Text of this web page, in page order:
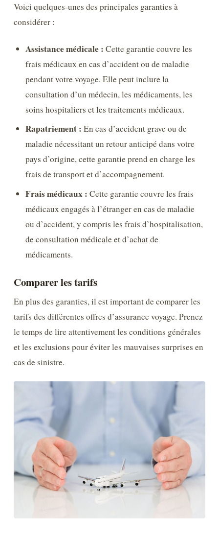
Voici quelques-unes des principales garanties à
considérer :
Assistance médicale : Cette garantie couvre les
frais médicaux en cas d’accident ou de maladie
pendant votre voyage. Elle peut inclure la
consultation d’un médecin, les médicaments, les
soins hospitaliers et les traitements médicaux.
Rapatriement : En cas d’accident grave ou de
maladie nécessitant un retour anticipé dans votre
pays d’origine, cette garantie prend en charge les
frais de transport et d’accompagnement.
Frais médicaux : Cette garantie couvre les frais
médicaux engagés à l’étranger en cas de maladie
ou d’accident, y compris les frais d’hospitalisation,
de consultation médicale et d’achat de
médicaments.
Comparer les tarifs
En plus des garanties, il est important de comparer les
tarifs des différentes offres d’assurance voyage. Prenez
le temps de lire attentivement les conditions générales
et les exclusions pour éviter les mauvaises surprises en
cas de sinistre.